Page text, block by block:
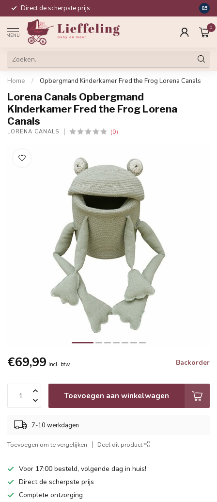
Direct de scherpste prijs 8.5
MENU
0
Home / Opbergmand Kinderkamer Fred the Frog Lorena Canals
Lorena Canals Opbergmand
Kinderkamer Fred the Frog Lorena
Canals
LORENA CANALS (0)
€69,99 Incl. btw Backorder
Toevoegen aan winkelwagen
7-10 werkdagen
Toevoegen om te vergelijken Deel dit product
Voor 17:00 besteld, volgende dag in huis!
Direct de scherpste prijs
Complete ontzorging